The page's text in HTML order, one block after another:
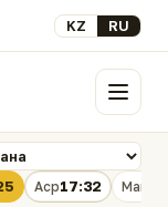
Выберите язык
KZ RU
Меню
Аср17:32